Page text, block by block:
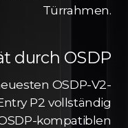
Türrahmen.
durch OSDP
OSDP-V2-
P2 vollständig
kompatiblen